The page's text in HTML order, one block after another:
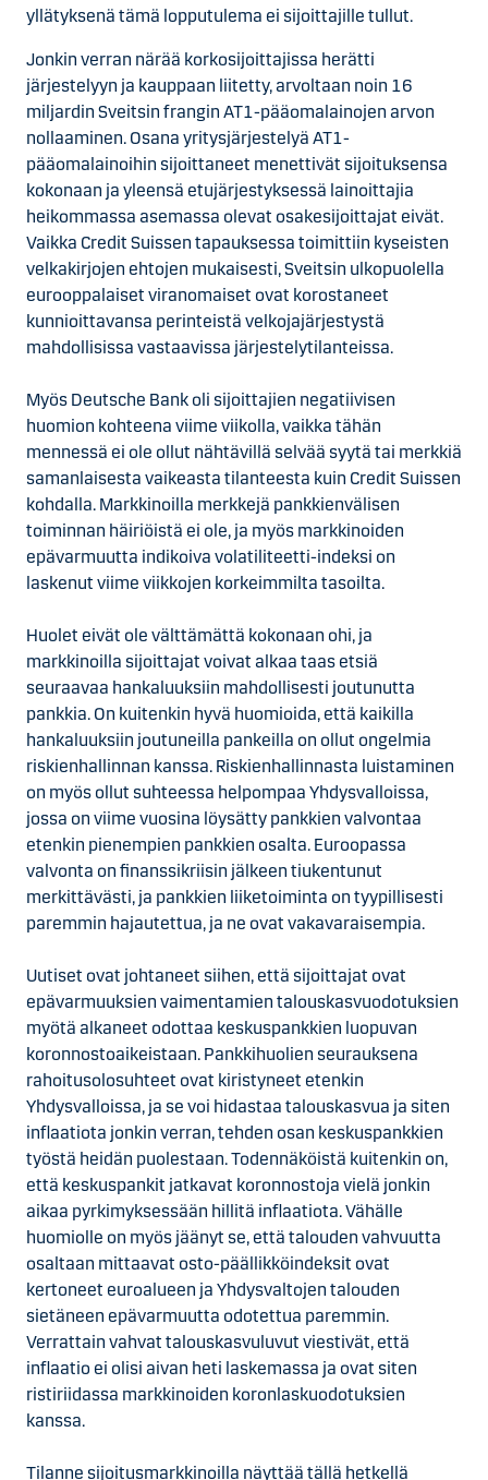
yllätyksenä tämä lopputulema ei sijoittajille tullut.
Jonkin verran närää korkosijoittajissa herätti
järjestelyyn ja kauppaan liitetty, arvoltaan noin 16
miljardin Sveitsin frangin AT1-pääomalainojen arvon
nollaaminen. Osana yritysjärjestelyä AT1-
pääomalainoihin sijoittaneet menettivät sijoituksensa
kokonaan ja yleensä etujärjestyksessä lainoittajia
heikommassa asemassa olevat osakesijoittajat eivät.
Vaikka Credit Suissen tapauksessa toimittiin kyseisten
velkakirjojen ehtojen mukaisesti, Sveitsin ulkopuolella
eurooppalaiset viranomaiset ovat korostaneet
kunnioittavansa perinteistä velkojajärjestystä
mahdollisissa vastaavissa järjestelytilanteissa.
Myös Deutsche Bank oli sijoittajien negatiivisen
huomion kohteena viime viikolla, vaikka tähän
mennessä ei ole ollut nähtävillä selvää syytä tai merkkiä
samanlaisesta vaikeasta tilanteesta kuin Credit Suissen
kohdalla. Markkinoilla merkkejä pankkienvälisen
toiminnan häiriöistä ei ole, ja myös markkinoiden
epävarmuutta indikoiva volatiliteetti-indeksi on
laskenut viime viikkojen korkeimmilta tasoilta.
Huolet eivät ole välttämättä kokonaan ohi, ja
markkinoilla sijoittajat voivat alkaa taas etsiä
seuraavaa hankaluuksiin mahdollisesti joutunutta
pankkia. On kuitenkin hyvä huomioida, että kaikilla
hankaluuksiin joutuneilla pankeilla on ollut ongelmia
riskienhallinnan kanssa. Riskienhallinnasta luistaminen
on myös ollut suhteessa helpompaa Yhdysvalloissa,
jossa on viime vuosina löysätty pankkien valvontaa
etenkin pienempien pankkien osalta. Euroopassa
valvonta on finanssikriisin jälkeen tiukentunut
merkittävästi, ja pankkien liiketoiminta on tyypillisesti
paremmin hajautettua, ja ne ovat vakavaraisempia.
Uutiset ovat johtaneet siihen, että sijoittajat ovat
epävarmuuksien vaimentamien talouskasvuodotuksien
myötä alkaneet odottaa keskuspankkien luopuvan
koronnostoaikeistaan. Pankkihuolien seurauksena
rahoitusolosuhteet ovat kiristyneet etenkin
Yhdysvalloissa, ja se voi hidastaa talouskasvua ja siten
inflaatiota jonkin verran, tehden osan keskuspankkien
työstä heidän puolestaan. Todennäköistä kuitenkin on,
että keskuspankit jatkavat koronnostoja vielä jonkin
aikaa pyrkimyksessään hillitä inflaatiota. Vähälle
huomiolle on myös jäänyt se, että talouden vahvuutta
osaltaan mittaavat osto-päällikköindeksit ovat
kertoneet euroalueen ja Yhdysvaltojen talouden
sietäneen epävarmuutta odotettua paremmin.
Verrattain vahvat talouskasvuluvut viestivät, että
inflaatio ei olisi aivan heti laskemassa ja ovat siten
ristiriidassa markkinoiden koronlaskuodotuksien
kanssa.
Tilanne sijoitusmarkkinoilla näyttää tällä hetkellä